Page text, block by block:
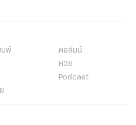
มพ์
คอลัมน์
หวย
Podcast